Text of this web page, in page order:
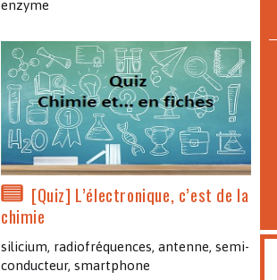
enzyme
[Quiz] L’électronique, c’est de la
chimie
silicium, radiofréquences, antenne, semi-
conducteur, smartphone